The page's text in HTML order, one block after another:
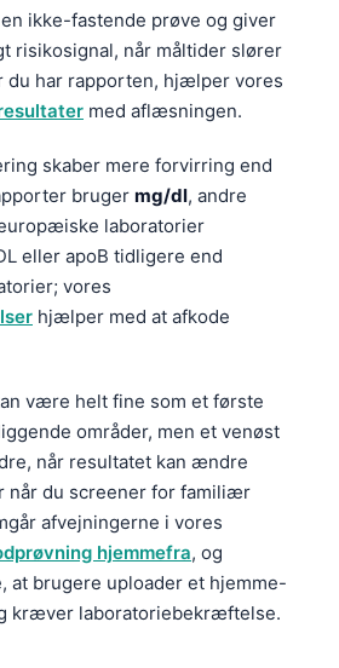
ikke-fastende prøve og giver
risikosignal, når måltider slører
du har rapporten, hjælper vores
med aflæsningen.
skaber mere forvirring end
bruger mg/dl, andre
laboratorier
eller apoB tidligere end
vores
hjælper med at afkode
være helt fine som et første
områder, men et venøst
når resultatet kan ændre
når du screener for familiær
afvejningerne i vores
hjemmefra, og
at brugere uploader et hjemme-
kræver laboratoriebekræftelse.